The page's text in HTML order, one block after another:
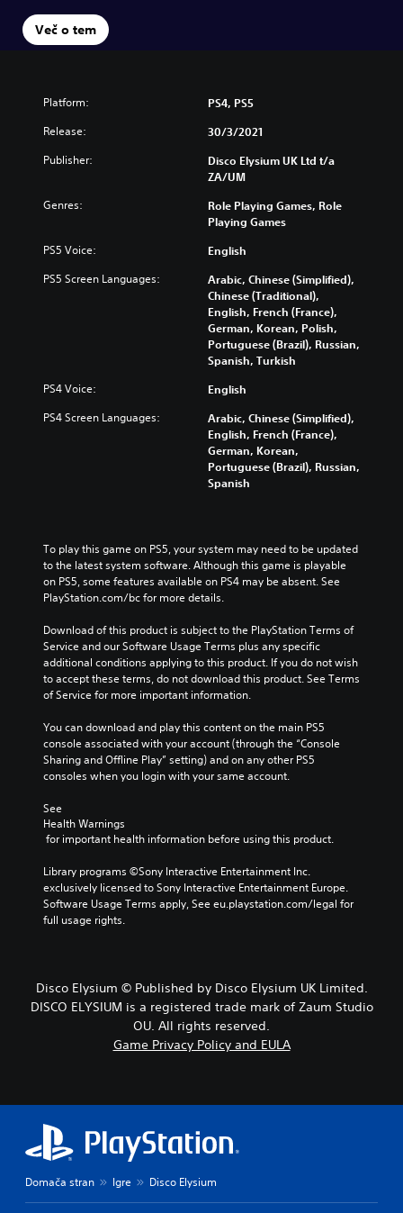
Več o tem
Platform: PS4, PS5
Release: 30/3/2021
Publisher:
Disco Elysium UK Ltd t/a
ZA/UM
Genres:
Role Playing Games, Role
Playing Games
PS5 Voice: English
PS5 Screen Languages:
Arabic, Chinese (Simplified),
Chinese (Traditional),
English, French (France),
German, Korean, Polish,
Portuguese (Brazil), Russian,
Spanish, Turkish
PS4 Voice: English
PS4 Screen Languages:
Arabic, Chinese (Simplified),
English, French (France),
German, Korean,
Portuguese (Brazil), Russian,
Spanish
To play this game on PS5, your system may need to be updated
to the latest system software. Although this game is playable
on PS5, some features available on PS4 may be absent. See
PlayStation.com/bc for more details.
Download of this product is subject to the PlayStation Terms of
Service and our Software Usage Terms plus any specific
additional conditions applying to this product. If you do not wish
to accept these terms, do not download this product. See Terms
of Service for more important information.
You can download and play this content on the main PS5
console associated with your account (through the “Console
Sharing and Offline Play” setting) and on any other PS5
consoles when you login with your same account.
See
Health Warnings
for important health information before using this product.
Library programs ©Sony Interactive Entertainment Inc.
exclusively licensed to Sony Interactive Entertainment Europe.
Software Usage Terms apply, See eu.playstation.com/legal for
full usage rights.
Disco Elysium © Published by Disco Elysium UK Limited.
DISCO ELYSIUM is a registered trade mark of Zaum Studio
OU. All rights reserved.
Game Privacy Policy and EULA
Domača stran Igre Disco Elysium